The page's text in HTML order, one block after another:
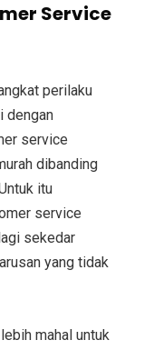
Service
perilaku
dengan
service
dibanding
itu
service
sekedar
yang tidak
mahal untuk